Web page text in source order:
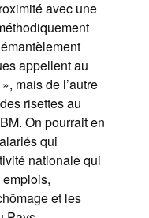
avec une
appellent au
mais de l’autre
risettes au
On pourrait en
qui
nationale qui
et les